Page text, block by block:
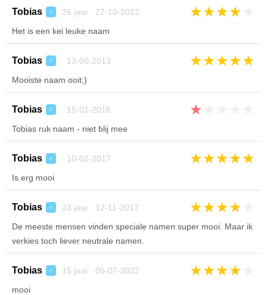
Tobias ♂ 26 jaar 27-10-2012 ★★★★
Het is een kei leuke naam
Tobias ♂ 13-06-2013 ★★★★★
Mooiste naam ooit;)
Tobias ♂ 15-01-2016 ★
Tobias ruk naam - niet blij mee
Tobias ♂ 10-02-2017 ★★★★★
Is erg mooi
Tobias ♂ 23 jaar 12-11-2017 ★★★★
De meeste mensen vinden speciale namen super mooi. Maar ik
verkies toch liever neutrale namen.
Tobias ♂ 15 jaar 05-07-2022 ★★★★
mooi